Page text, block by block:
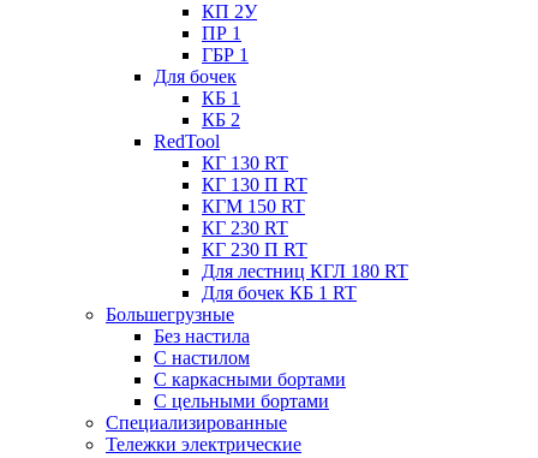
КП 2У
ПР 1
ГБР 1
Для бочек
КБ 1
КБ 2
RedTool
КГ 130 RT
КГ 130 П RT
КГМ 150 RT
КГ 230 RT
КГ 230 П RT
Для лестниц КГЛ 180 RT
Для бочек КБ 1 RT
Большегрузные
Без настила
С настилом
С каркасными бортами
С цельными бортами
Специализированные
Тележки электрические